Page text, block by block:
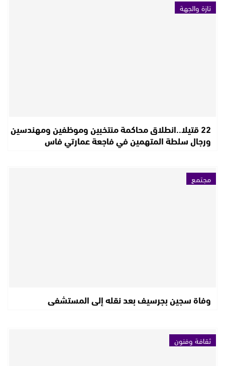
تازة والجهة
22 قتيلا..انطلاق محاكمة منتخبين وموظفين ومهندسين
ورجال سلطة المتهمين في فاجعة عمارتي فاس
مجتمع
وفاة سجين بجرسيف بعد نقله إلى المستشفى
ثقافة وفنون